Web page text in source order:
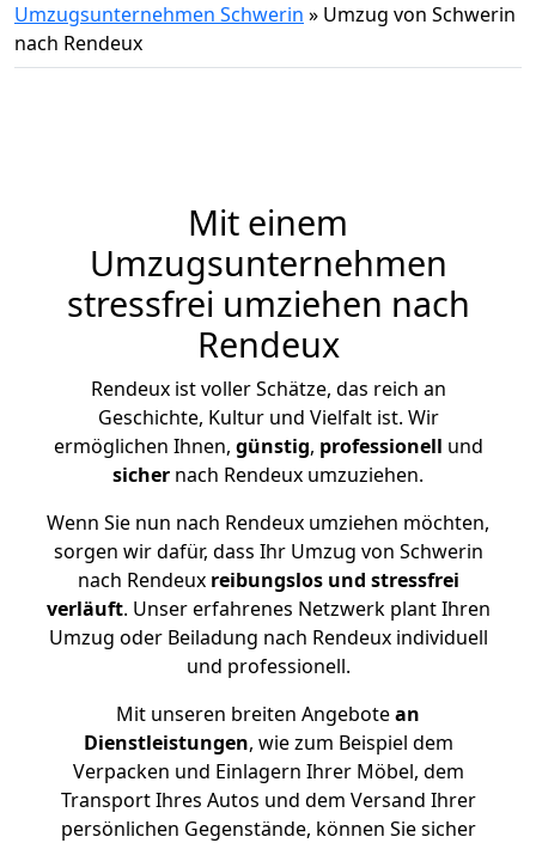
Umzugsunternehmen Schwerin » Umzug von Schwerin
nach Rendeux
Mit einem
Umzugsunternehmen
stressfrei umziehen nach
Rendeux
Rendeux ist voller Schätze, das reich an
Geschichte, Kultur und Vielfalt ist. Wir
ermöglichen Ihnen, günstig, professionell und
sicher nach Rendeux umzuziehen.
Wenn Sie nun nach Rendeux umziehen möchten,
sorgen wir dafür, dass Ihr Umzug von Schwerin
nach Rendeux reibungslos und stressfrei
verläuft. Unser erfahrenes Netzwerk plant Ihren
Umzug oder Beiladung nach Rendeux individuell
und professionell.
Mit unseren breiten Angebotean
Dienstleistungen, wie zum Beispiel dem
Verpacken und Einlagern Ihrer Möbel, dem
Transport Ihres Autos und dem Versand Ihrer
persönlichen Gegenstände, können Sie sicher